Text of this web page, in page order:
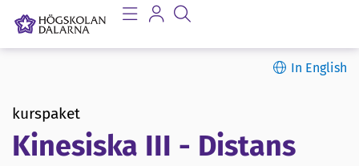
In English
kurspaket
Kinesiska III - Distans